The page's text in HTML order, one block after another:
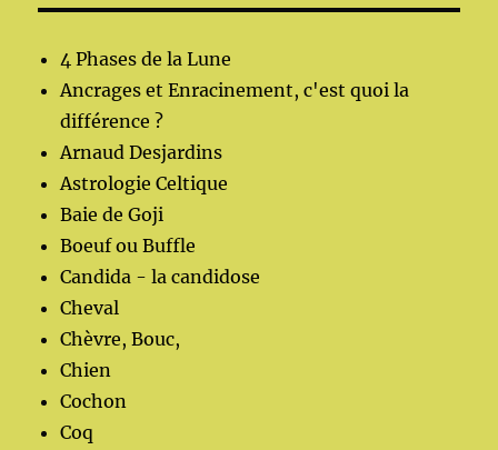
4 Phases de la Lune
Ancrages et Enracinement, c'est quoi la
différence ?
Arnaud Desjardins
Astrologie Celtique
Baie de Goji
Boeuf ou Buffle
Candida - la candidose
Cheval
Chèvre, Bouc,
Chien
Cochon
Coq